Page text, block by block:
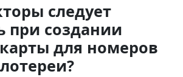
следует
при создании
для номеров